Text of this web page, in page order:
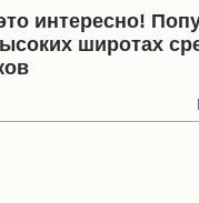
интересно!
широтах